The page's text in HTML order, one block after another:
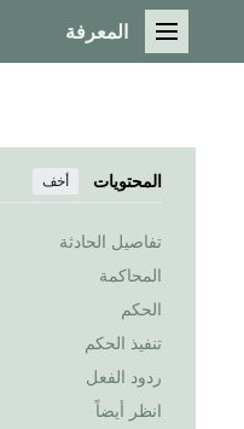
القائمة الرئيسية
المعرفة
المحتويات أخف
تفاصيل الحادثة
المحاكمة
الحكم
تنفيذ الحكم
ردود الفعل
انظر أيضاً